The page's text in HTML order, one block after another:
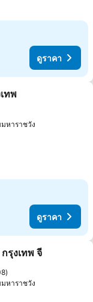
ดูราคา
รโปรด
ทพ
หาราชวัง
ดูราคา
รโปรด
รุงเทพ จี
หาราชวัง